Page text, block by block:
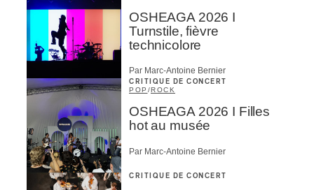
OSHEAGA 2026 I
Turnstile, fièvre
technicolore
Par Marc-Antoine Bernier
CRITIQUE DE CONCERT
POP /ROCK
OSHEAGA 2026 I Filles
hot au musée
Par Marc-Antoine Bernier
CRITIQUE DE CONCERT